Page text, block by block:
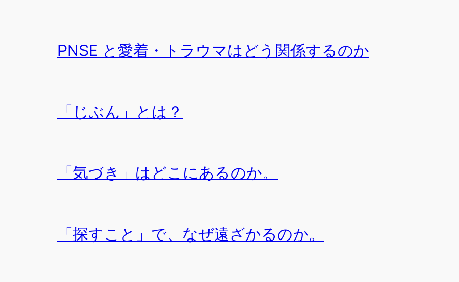
PNSE と愛着・トラウマはどう関係するのか
「じぶん」とは？
「気づき」はどこにあるのか。
「探すこと」で、なぜ遠ざかるのか。